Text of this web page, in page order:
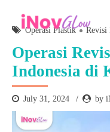
Operasi Plastik Revisi
Operasi
Indonesia di
July 31, 2024 by